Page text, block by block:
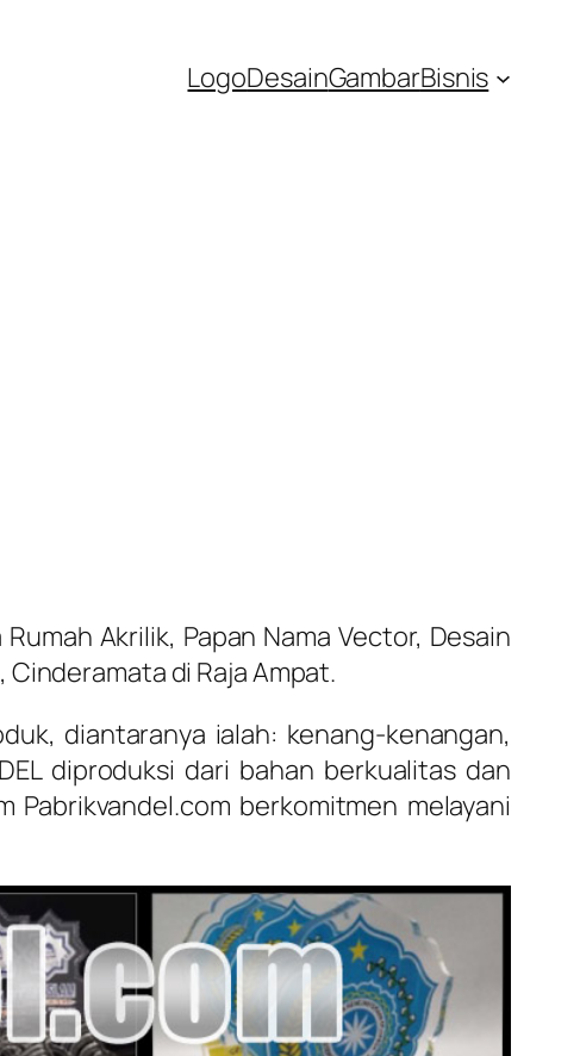
LogoDesainGambarBisnis
Akrilik, Papan Nama Vector, Desain
di Raja Ampat.
diantaranya ialah: kenang-kenangan,
diproduksi dari bahan berkualitas dan
berkomitmen melayani